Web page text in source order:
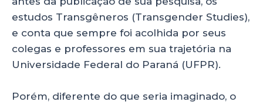
estudos Transgêneros (Transgender Studies),
e conta que sempre foi acolhida por seus
colegas e professores em sua trajetória na
Universidade Federal do Paraná (UFPR).
Porém, diferente do que seria imaginado, o